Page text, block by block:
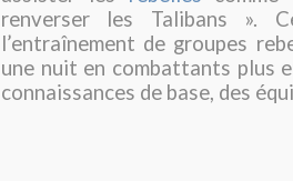
renverser les Talibans ».
l’entraînement de groupes
une nuit en combattants plus
connaissances de base, des